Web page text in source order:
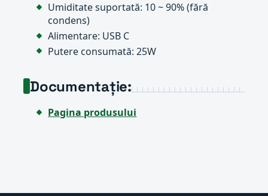
Umiditate suportată: 10 ~ 90% (fără
condens)
Alimentare: USB C
Putere consumată: 25W
Documentație:
Pagina produsului